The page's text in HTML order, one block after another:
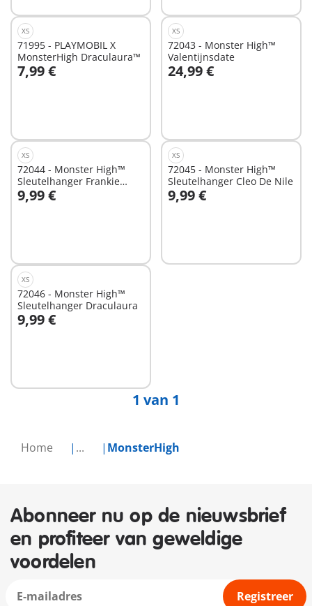
Home ... MonsterHigh
XS
71995 - PLAYMOBIL X
MonsterHigh Draculaura™
7,99 €
In winkelwagen
XS
72043 - Monster High™
Valentijnsdate
24,99 €
In winkelwagen
XS
72044 - Monster High™
Sleutelhanger Frankie
Stein
9,99 €
In winkelwagen
XS
72045 - Monster High™
Sleutelhanger Cleo De Nile
9,99 €
In winkelwagen
XS
72046 - Monster High™
Sleutelhanger Draculaura
9,99 €
In winkelwagen
1 van 1
Abonneer nu op de nieuwsbrief
en profiteer van geweldige
voordelen
Registreer